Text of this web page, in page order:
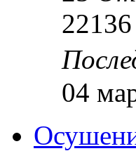
22136
04